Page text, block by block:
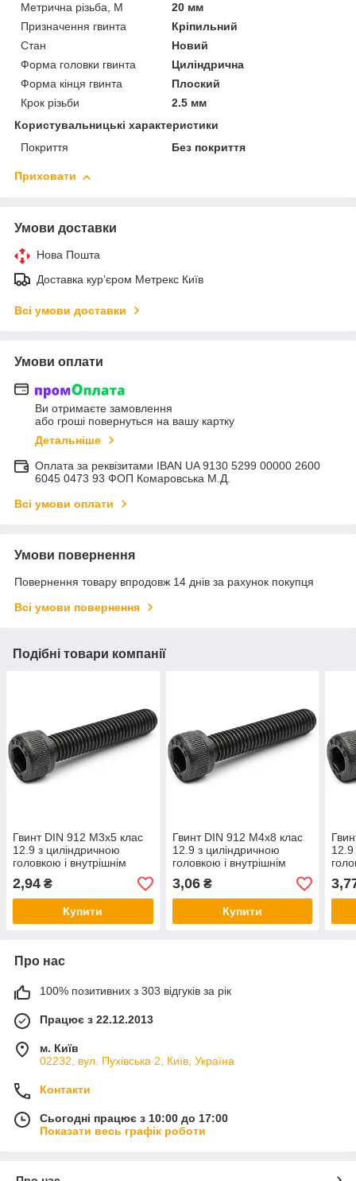
Метрична різьба, М
20 мм
Призначення гвинта
Кріпильний
Стан
Новий
Форма головки гвинта
Циліндрична
Форма кінця гвинта
Плоский
Крок різьби
2.5 мм
Користувальницькі характеристики
Покриття
Без покриття
Приховати
Умови доставки
Нова Пошта
Доставка курʼєром Метрекс Київ
Всі умови доставки
Умови оплати
Ви отримаєте замовлення
або гроші повернуться на вашу картку
Детальніше
Оплата за реквізитами IBAN UA 9130 5299 00000 2600
6045 0473 93 ФОП Комаровська М.Д.
Всі умови оплати
Умови повернення
Повернення товару впродовж 14 днів за рахунок покупця
Всі умови повернення
Подібні товари компанії
Гвинт DIN 912 М3х5 клас
12.9 з циліндричною
головкою і внутрішнім
шестигранником без
покриття
2,94 ₴
Купити
Гвинт DIN 912 М4х8 клас
12.9 з циліндричною
головкою і внутрішнім
шестигранником без
покриття
3,06₴
Купити
12.9
Про нас
100% позитивних з 303 відгуків за рік
Працює з 22.12.2013
м. Київ
02232, вул. Пухівська 2, Київ, Україна
Контакти
Сьогодні працює з 10:00 до 17:00
Показати весь графік роботи